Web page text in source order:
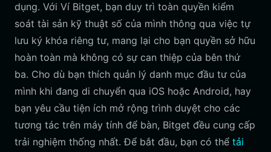
dụng. Với Ví Bitget, bạn duy trì toàn quyền kiểm
soát tài sản kỹ thuật số của mình thông qua việc tự
lưu ký khóa riêng tư, mang lại cho bạn quyền sở hữu
hoàn toàn mà không có sự can thiệp của bên thứ
ba. Cho dù bạn thích quản lý danh mục đầu tư của
mình khi đang di chuyển qua iOS hoặc Android, hay
bạn yêu cầu tiện ích mở rộng trình duyệt cho các
tương tác trên máy tính để bàn, Bitget đều cung cấp
trải nghiệm thống nhất. Để bắt đầu, bạn có thể tải